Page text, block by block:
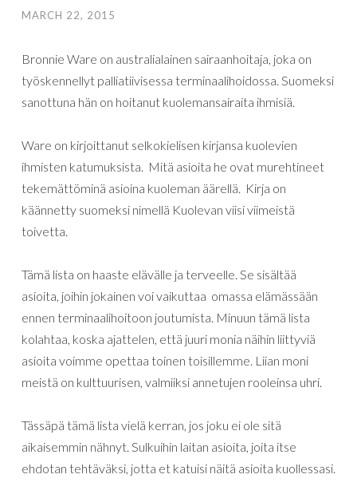
MARCH 22, 2015
Bronnie Ware on australialainen sairaanhoitaja, joka on
työskennellyt palliatiivisessa terminaalihoidossa. Suomeksi
sanottuna hän on hoitanut kuolemansairaita ihmisiä.
Ware on kirjoittanut selkokielisen kirjansa kuolevien
ihmisten katumuksista. Mitä asioita he ovat murehtineet
tekemättöminä asioina kuoleman äärellä. Kirja on
käännetty suomeksi nimellä Kuolevan viisi viimeistä
toivetta.
Tämä lista on haaste elävälle ja terveelle. Se sisältää
asioita, joihin jokainen voi vaikuttaa omassa elämässään
ennen terminaalihoitoon joutumista. Minuun tämä lista
kolahtaa, koska ajattelen, että juuri monia näihin liittyviä
asioita voimme opettaa toinen toisillemme. Liian moni
meistä on kulttuurisen, valmiiksi annetujen rooleinsa uhri.
Tässäpä tämä lista vielä kerran, jos joku ei ole sitä
aikaisemmin nähnyt. Sulkuihin laitan asioita, joita itse
ehdotan tehtäväksi, jotta et katuisi näitä asioita kuollessasi.